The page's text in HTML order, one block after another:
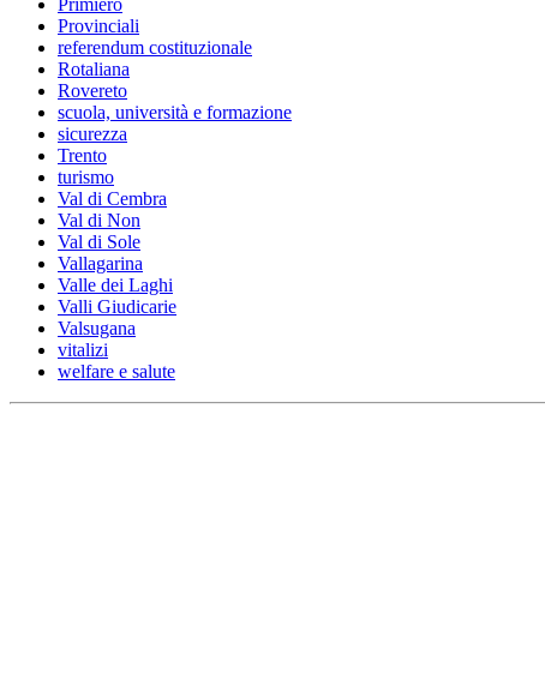
Primiero
Provinciali
referendum costituzionale
Rotaliana
Rovereto
scuola, università e formazione
sicurezza
Trento
turismo
Val di Cembra
Val di Non
Val di Sole
Vallagarina
Valle dei Laghi
Valli Giudicarie
Valsugana
vitalizi
welfare e salute